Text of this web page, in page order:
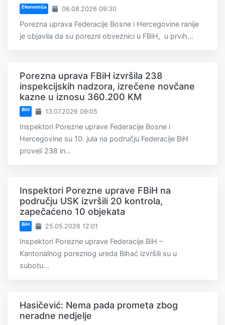
Ekonomija 06.08.2026 09:30
Porezna uprava Federacije Bosne i Hercegovine ranije
je objavila da su porezni obveznici u FBiH, u prvih...
Porezna uprava FBiH izvršila 238
inspekcijskih nadzora, izrečene novčane
kazne u iznosu 360.200 KM
BiH 13.07.2026 09:05
Inspektori Porezne uprave Federacije Bosne i
Hercegovine su 10. jula na području Federacije BiH
proveli 238 in...
Inspektori Porezne uprave FBiH na
području USK izvršili 20 kontrola,
zapečaćeno 10 objekata
BiH 25.05.2026 12:01
Inspektori Porezne uprave Federacije BiH –
Kantonalnog poreznog ureda Bihać izvršili su u
subotu...
Hasičević: Nema pada prometa zbog
neradne nedjelje